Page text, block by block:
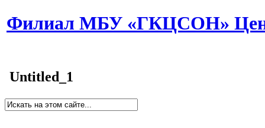
Филиал МБУ «ГКЦСОН»
Untitled_1